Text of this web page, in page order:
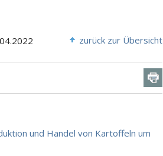
zurück zur Übersicht
und Handel von Kartoffeln um